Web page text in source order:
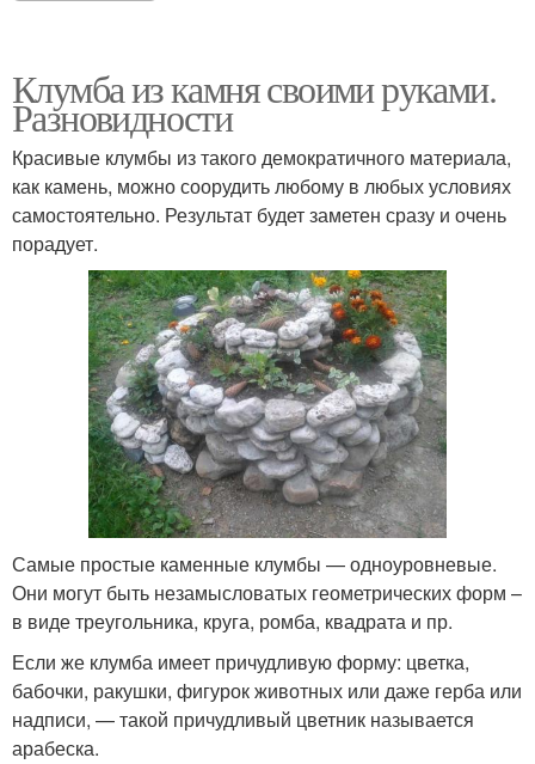
Клумба из камня своими руками.
Разновидности
Красивые клумбы из такого демократичного материала,
как камень, можно соорудить любому в любых условиях
самостоятельно. Результат будет заметен сразу и очень
порадует.
Самые простые каменные клумбы — одноуровневые.
Они могут быть незамысловатых геометрических форм –
в виде треугольника, круга, ромба, квадрата и пр.
Если же клумба имеет причудливую форму: цветка,
бабочки, ракушки, фигурок животных или даже герба или
надписи, — такой причудливый цветник называется
арабеска.